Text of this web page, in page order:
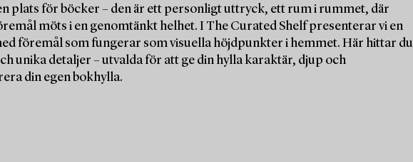
plats för böcker – den är ett personligt uttryck, ett rum i rummet, där
möts i en genomtänkt helhet. I The Curated Shelf presenterar vi en
föremål som fungerar som visuella höjdpunkter i hemmet. Här hittar du
unika detaljer – utvalda för att ge din hylla karaktär, djup och
din egen bokhylla.